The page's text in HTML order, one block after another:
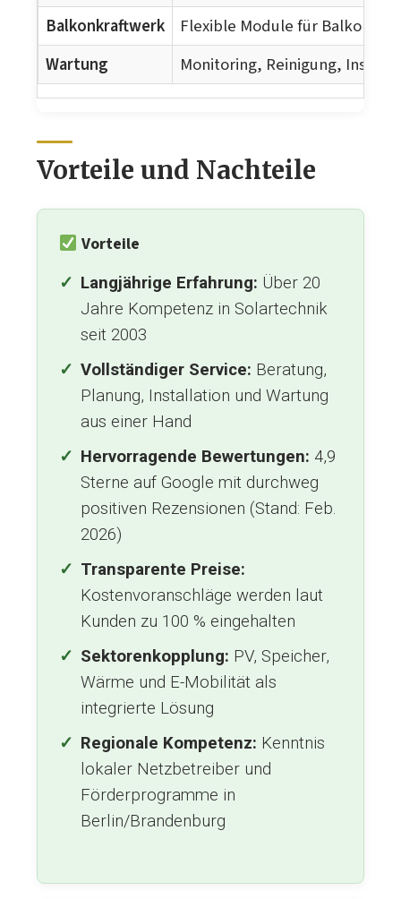
Balkonkraftwerk
Flexible Module für Balkon &
Wartung
Monitoring, Reinigung,
Vorteile und Nachteile
Vorteile
Langjährige Erfahrung: Über 20
Jahre Kompetenz in Solartechnik
seit 2003
Vollständiger Service: Beratung,
Planung, Installation und Wartung
aus einer Hand
Hervorragende Bewertungen: 4,9
Sterne auf Google mit durchweg
positiven Rezensionen (Stand: Feb.
2026)
Transparente Preise:
Kostenvoranschläge werden laut
Kunden zu 100 % eingehalten
Sektorenkopplung: PV, Speicher,
Wärme und E-Mobilität als
integrierte Lösung
Regionale Kompetenz: Kenntnis
lokaler Netzbetreiber und
Förderprogramme in
Berlin/Brandenburg